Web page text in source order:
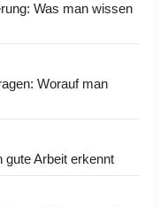
Was man wissen
Worauf man
gute Arbeit erkennt